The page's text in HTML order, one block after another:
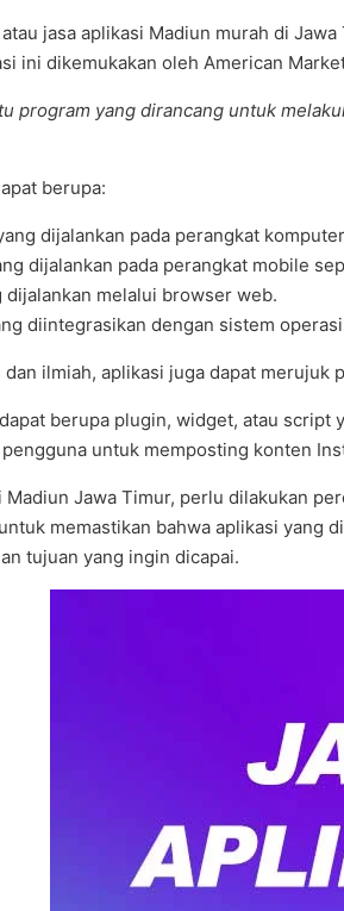
atau jasa aplikasi Madiun murah di
ini dikemukakan oleh American
program yang dirancang untuk
berupa:
dijalankan pada perangkat
dijalankan pada perangkat mobile
dijalankan melalui browser web.
diintegrasikan dengan sistem
ilmiah, aplikasi juga dapat
berupa plugin, widget, atau
untuk memposting konten
Jawa Timur, perlu dilakukan
memastikan bahwa aplikasi yang
tujuan yang ingin dicapai.